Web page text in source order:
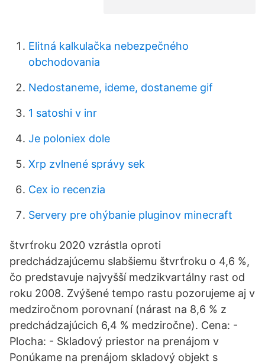
Elitná kalkulačka nebezpečného
obchodovania
Nedostaneme, ideme, dostaneme gif
1 satoshi v inr
Je poloniex dole
Xrp zvlnené správy sek
Cex io recenzia
Servery pre ohýbanie pluginov minecraft
štvrťroku 2020 vzrástla oproti
predchádzajúcemu slabšiemu štvrťroku o 4,6 %,
čo predstavuje najvyšší medzikvartálny rast od
roku 2008. Zvýšené tempo rastu pozorujeme aj v
medziročnom porovnaní (nárast na 8,6 % z
predchádzajúcich 6,4 % medziročne). Cena: -
Plocha: - Skladový priestor na prenájom v
Ponúkame na prenájom skladový objekt s